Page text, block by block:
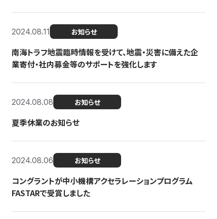
2024.08.11 お知らせ
南海トラフ地震臨時情報を受けて、地震・災害に備えた企
業寄付・社内募金等のサポートを強化します
2024.08.08 お知らせ
夏季休業のお知らせ
2024.08.06 お知らせ
コングラントが中小機構アクセラレーションプログラム
FASTARで受賞しました